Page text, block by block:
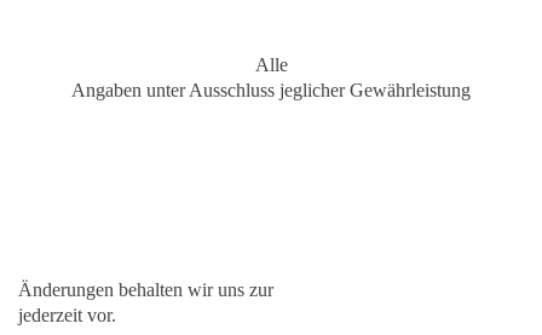
Alle
Angaben unter Ausschluss jeglicher Gewährleistung
Änderungen behalten wir uns zur
jederzeit vor.